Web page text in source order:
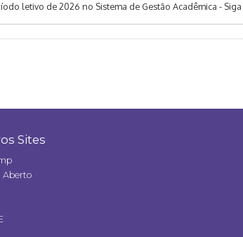
letivo de 2026 no Sistema de Gestão Acadêmica - Siga
Sites
Aberto